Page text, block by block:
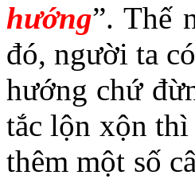
hướng”. Thế
đó, người ta
hướng chứ
tắc lộn xộn thì
thêm một số